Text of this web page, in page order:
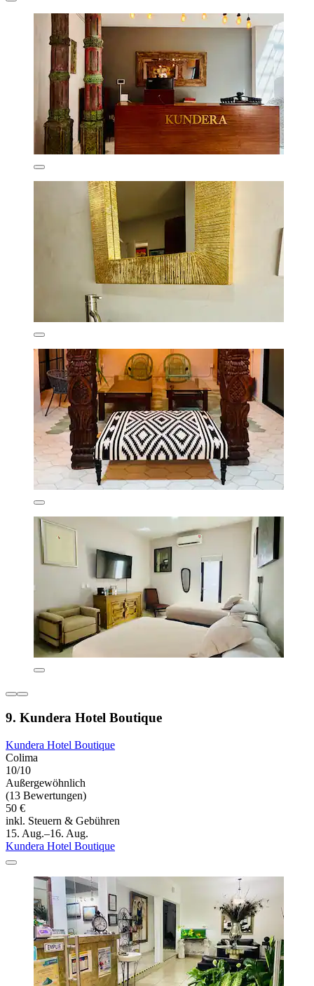
9. Kundera Hotel Boutique
Kundera Hotel Boutique
Colima
10/10
Außergewöhnlich
(13 Bewertungen)
50 €
inkl. Steuern & Gebühren
15. Aug.–16. Aug.
Kundera Hotel Boutique